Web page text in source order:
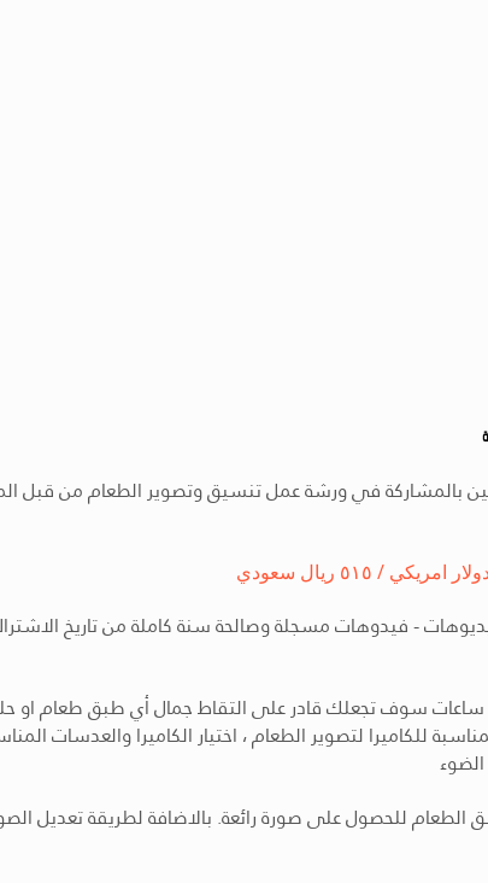
بالمشاركة في ورشة عمل تنسيق وتصوير الطعام من قبل
للكاميرا لتصوير الطعام ، اختيار الكاميرا والعدسات
للحصول على صورة رائعة. بالاضافة لطريقة تعديل